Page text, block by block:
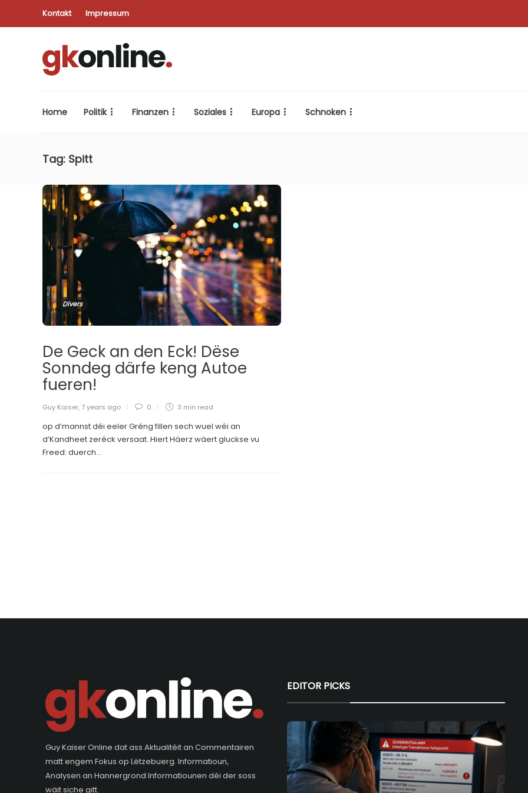
Kontakt Impressum
Home Politik Finanzen Soziales Europa Schnoken
Tag: Spitt
Divers
De Geck an den Eck! Dëse
Sonndeg därfe keng Autoe
fueren!
Guy Kaiser, 7 years ago 0 3 min read
op d’mannst déi eeler Gréng fillen sech wuel wéi an
d’Kandheet zeréck versaat. Hiert Häerz wäert gluckse vu
Freed: duerch...
Guy Kaiser Online dat ass Aktualitéit an Commentairen
matt engem Fokus op Lëtzebuerg. Informatioun,
Analysen an Hannergrond Informatiounen déi der soss
wäit siche gitt.
EDITOR PICKS